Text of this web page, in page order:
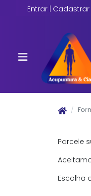
Entrar | Cadastrar
Parcele
Escolha